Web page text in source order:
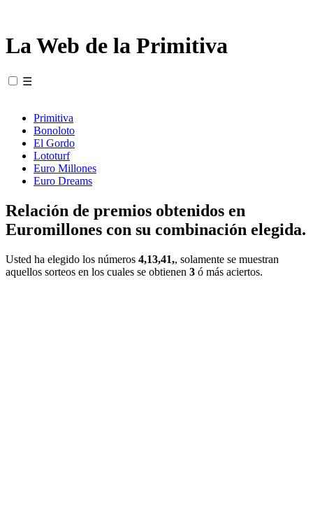
La Web de la Primitiva
☰
Primitiva
Bonoloto
El Gordo
Lototurf
Euro Millones
Euro Dreams
Relación de premios obtenidos en
Euromillones con su combinación elegida.
Usted ha elegido los números 4,13,41,, solamente se muestran
aquellos sorteos en los cuales se obtienen 3 ó más aciertos.